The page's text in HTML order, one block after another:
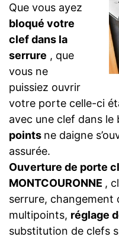
Que vous ayez
bloqué votre
clef dans la
serrure , que
vous ne
puissiez ouvrir
votre porte celle-ci
avec une clef dans
points ne daigne
assurée.
Ouverture de porte
MONTCOURONNE ,
serrure, changement
multipoints, réglage
substitution de clefs